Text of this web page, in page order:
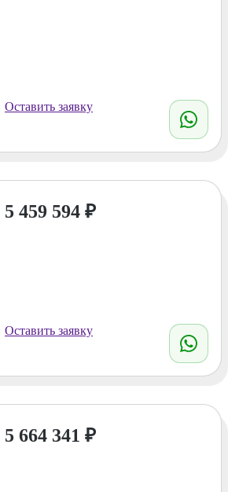
Оставить заявку
5 459 594 ₽
Оставить заявку
5 664 341 ₽